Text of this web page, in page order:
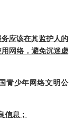
应该在其监护人的
网络，避免沉迷虚
青少年网络文明公
信息；